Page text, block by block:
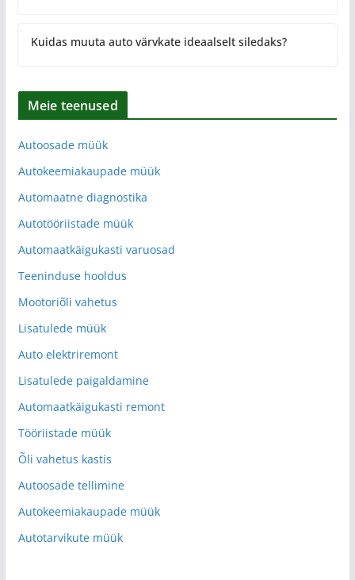
Kuidas muuta auto värvkate ideaalselt siledaks?
Meie teenused
Autoosade müük
Autokeemiakaupade müük
Automaatne diagnostika
Autotööriistade müük
Automaatkäigukasti varuosad
Teeninduse hooldus
Mootoriõli vahetus
Lisatulede müük
Auto elektriremont
Lisatulede paigaldamine
Automaatkäigukasti remont
Tööriistade müük
Õli vahetus kastis
Autoosade tellimine
Autokeemiakaupade müük
Autotarvikute müük